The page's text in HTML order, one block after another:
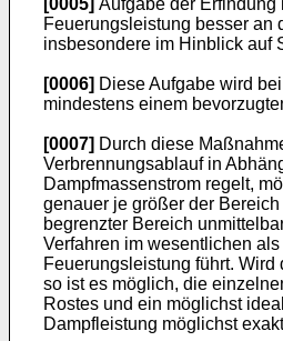
[0005] Aufgabe der Erfindung
Feuerungsleistung besser an
insbesondere im Hinblick auf
[0006] Diese Aufgabe wird
mindestens einem
[0007] Durch diese
Verbrennungsablauf in
Dampfmassenstrom regelt,
genauer je größer der
begrenzter Bereich
Verfahren im wesentlichen
Feuerungsleistung führt.
so ist es möglich, die
Rostes und ein möglichst
Dampfleistung möglichst